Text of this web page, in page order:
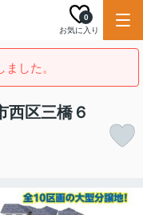
お気に入り
0
した。
区三橋６